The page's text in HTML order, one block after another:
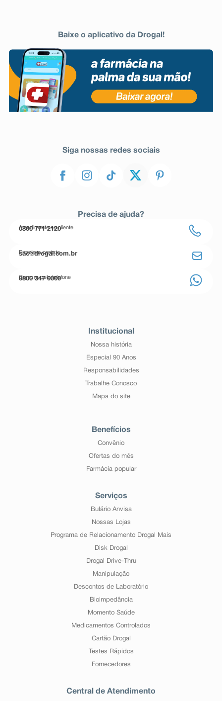
Baixe o aplicativo da Drogal!
Siga nossas redes sociais
Precisa de ajuda?
Atendimento ao cliente
0800 771 2120
Entre em contato
sac@drogal.com.br
Compre pelo telefone
0800 347 0000
Institucional
Nossa história
Especial 90 Anos
Responsabilidades
Trabalhe Conosco
Mapa do site
Benefícios
Convênio
Ofertas do mês
Farmácia popular
Serviços
Bulário Anvisa
Nossas Lojas
Programa de Relacionamento Drogal Mais
Disk Drogal
Drogal Drive-Thru
Manipulação
Descontos de Laboratório
Bioimpedância
Momento Saúde
Medicamentos Controlados
Cartão Drogal
Testes Rápidos
Fornecedores
Central de Atendimento